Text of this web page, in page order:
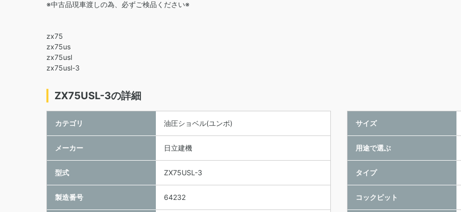
※中古品現車渡しの為、必ずご検品ください※
zx75
zx75us
zx75usl
zx75usl-3
ZX75USL-3の詳細
カテゴリ 油圧ショベル(ユンボ)
メーカー 日立建機
型式 ZX75USL-3
製造番号 64232
サイズ
用途で選ぶ
タイプ
コックピット